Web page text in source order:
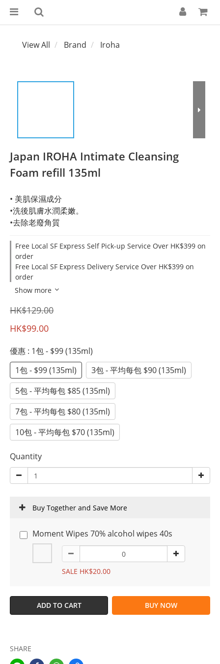
View All Brand Iroha
Japan IROHA Intimate Cleansing
Foam refill 135ml
• 美肌保濕成分
•洗後肌膚水潤柔嫩。
•去除老廢角質
Free Local SF Express Self Pick-up Service Over HK$399 on
order
Free Local SF Express Delivery Service Over HK$399 on
order
Show more
HK$129.00
HK$99.00
優惠 : 1包 - $99 (135ml)
1包 - $99 (135ml)
3包 - 平均每包 $90 (135ml)
5包 - 平均每包 $85 (135ml)
7包 - 平均每包 $80 (135ml)
10包 - 平均每包 $70 (135ml)
Quantity
Buy Together and Save More
Moment Wipes 70% alcohol wipes 40s
SALE HK$20.00
ADD TO CART BUY NOW
SHARE